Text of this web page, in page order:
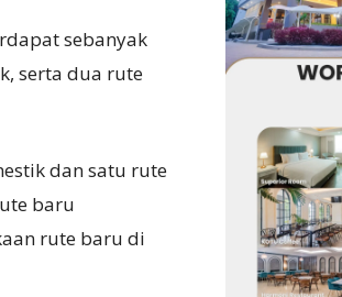
sebanyak
serta dua rute
dan satu rute
baru
rute baru di